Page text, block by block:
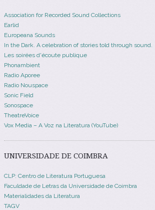
Association for Recorded Sound Collections
Earlid
Europeana Sounds
In the Dark. A celebration of stories told through sound.
Les soirées d'écoute publique
Phonambient
Radio Aporee
Radio Nouspace
Sonic Field
Sonospace
TheatreVoice
Vox Media – A Voz na Literatura (YouTube)
UNIVERSIDADE DE COIMBRA
CLP: Centro de Literatura Portuguesa
Faculdade de Letras da Universidade de Coimbra
Materialidades da Literatura
TAGV